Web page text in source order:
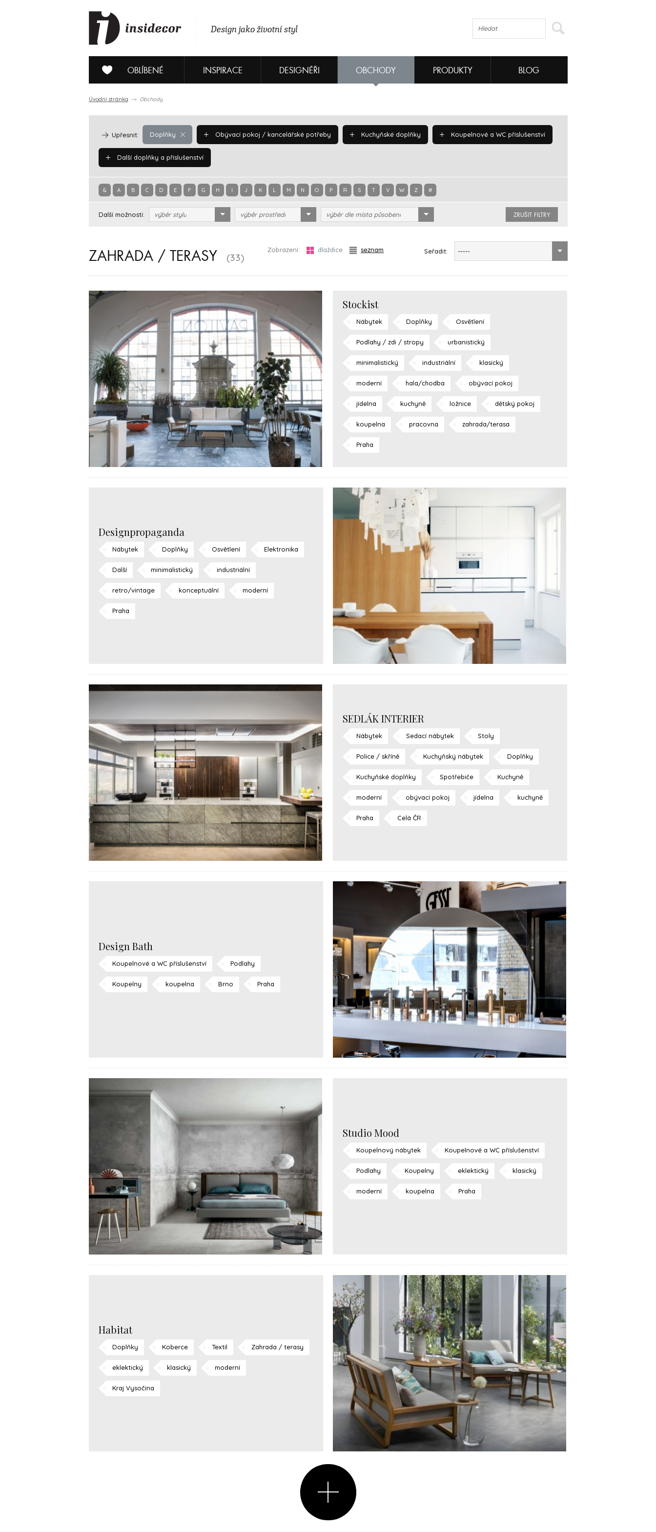
Design jako životní styl
OBLÍBENÉ INSPIRACE DESIGNÉŘI OBCHODY PRODUKTY BLOG
Úvodní stránka Obchody
Doplňky
Upřesnit: Obývací pokoj / kancelářské potřeby Kuchyňské doplňky Koupelnové a WC příslušenství
Další doplňky a příslušenství
& A B C D E F G H I J K L M N O P R S T V W Z #
Další možnosti: výběr stylu výběr prostředí výběr dle místa působení ZRUŠIT FILTRY
ZAHRADA / TERASY (33)
Zobrazení: dlaždice seznam Seřadit: -----
Stockist
Nábytek Doplňky Osvětlení
Podlahy / zdi / stropy urbanistický
minimalistický industriální klasický
moderní hala/chodba obývací pokoj
jídelna kuchyně ložnice dětský pokoj
koupelna pracovna zahrada/terasa
Praha
Designpropaganda
Nábytek Doplňky Osvětlení Elektronika
Další minimalistický industriální
retro/vintage konceptuální moderní
Praha
SEDLÁK INTERIER
Nábytek Sedací nábytek Stoly
Police / skříně Kuchyňský nábytek Doplňky
Kuchyňské doplňky Spotřebiče Kuchyně
moderní obývací pokoj jídelna kuchyně
Praha Celá ČR
Design Bath
Koupelnové a WC příslušenství Podlahy
Koupelny koupelna Brno Praha
Studio Mood
Koupelnový nábytek Koupelnové a WC příslušenství
Podlahy Koupelny eklektický klasický
moderní koupelna Praha
Habitat
Doplňky Koberce Textil Zahrada / terasy
eklektický klasický moderní
Kraj Vysočina